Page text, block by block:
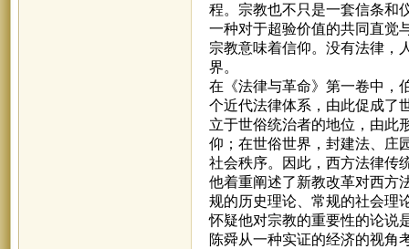
程。宗教也不只是一套信条
一种对于超验价值的共同直觉
宗教意味着信仰。没有法律，
界。
在《法律与革命》第一卷中，
个近代法律体系，由此促成了
立于世俗统治者的地位，由此
仰；在世俗世界，封建法、庄
社会秩序。因此，西方法律传
他着重阐述了新教改革对西方
规的历史理论、常规的社会理
怀疑他对宗教的重要性的论说
陈舜从一种实证的经济的视角